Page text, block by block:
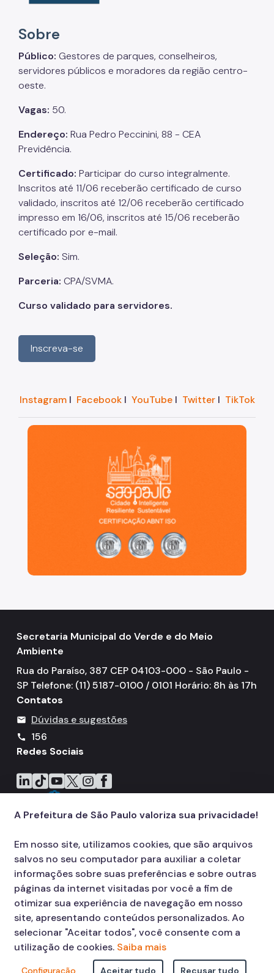
Sobre
Público: Gestores de parques, conselheiros,
servidores públicos e moradores da região centro-
oeste.
Vagas: 50.
Endereço: Rua Pedro Peccinini, 88 - CEA
Previdência.
Certificado: Participar do curso integralmente.
Inscritos até 11/06 receberão certificado de curso
validado, inscritos até 12/06 receberão certificado
impresso em 16/06, inscritos até 15/06 receberão
certificado por e-mail.
Seleção: Sim.
Parceria: CPA/SVMA.
Curso validado para servidores.
Inscreva-se
InstagramI FacebookI YouTubeI TwitterI TikTok
São Paulo, cidade inteligente, resiliente e sustentável
Secretaria Municipal do Verde e do Meio
Ambiente
Rua do Paraíso, 387 CEP 04103-000 - São Paulo -
SP Telefone: (11) 5187-0100 / 0101 Horário: 8h às 17h
Contatos
mail Dúvidas e sugestões
call
156
Redes Sociais
Icone do LinkedIn
Icone do TikTok
Icone do YouTube
Icone do X
Icone do Instagram
Icone do Facebook
A Prefeitura de São Paulo valoriza sua privacidade!
Em nosso site, utilizamos cookies, que são arquivos
salvos no seu computador para auxiliar a coletar
informações sobre suas preferências e sobre outras
páginas da internet visitadas por você a fim de
otimizar sua experiência de navegação em nosso
site, apresentando conteúdos personalizados. Ao
selecionar "Aceitar todos", você consente com a
utilização de cookies. Saiba mais
Configuração Aceitar tudo Recusar tudo